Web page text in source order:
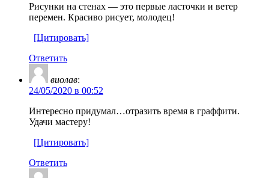
Рисунки на стенах — это первые ласточки и ветер
перемен. Красиво рисует, молодец!
[Цитировать]
Ответить
виолав:
24/05/2020 в 00:52
Интересно придумал…отразить время в граффити.
Удачи мастеру!
[Цитировать]
Ответить